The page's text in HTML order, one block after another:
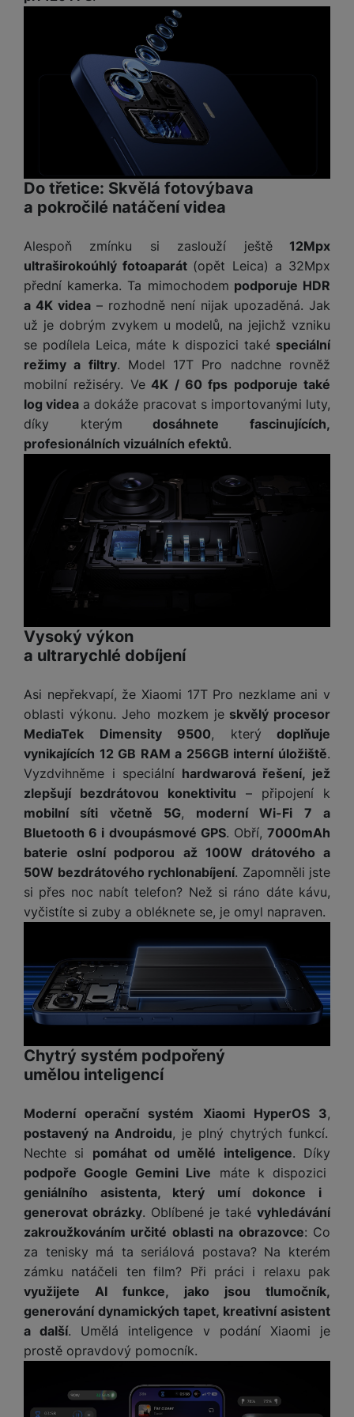
anonymně, takže nejsme schopni identifikovat konkrétní
Marketingové cookies používáme my nebo naši partneři,
abychom vám mohli zobrazit vhodné obsahy nebo reklamy jak
na našich stránkách, tak na stránkách třetích stran.
ví
v
s
č
a
č
e
r
n
í
u
c
h
á
t
k
H
e
r
n
í
č
ít
a
o
é
ž
i
l
e
r
ní
m
y
ši
H
e
r
a
p
o
a
č
é
s
t
o
y
e
r
n
í
k
l
á
e
l
i
z
e
k
o
v
l
a
d
a
č
e
D
r
ž
r
o
t
v
i
R
m
e
y
p
r
o
F
r
a
T
V
A
d
i
-
v
d
e
k
a
b
e
y
e
r
b
k
y
B
e
d
r
á
t
o
w
e
r
a
k
y
o
w
r
b
k
y
p
r
o
d
v
ví
c
e
a
ří
z
ní
o
w
r
b
a
n
y
r
y
hl
o
P
a
m
ě
ť
o
v
k
r
y
M
S
D
H
M
S
D
X
C
s
y
M
ti
m
é
di
a
J
e
d
n
o
r
á
v
é
b
t
e
ri
P
ří
š
e
n
st
ví
r
a
u
o
k
Do třetice: Skvělá fotovýbava
a pokročilé natáčení videa
Alespoň zmínku si zaslouží ještě12Mpx
ultraširokoúhlý fotoaparát (opět Leica) a 32Mpx
přední kamerka. Ta mimochodem podporuje HDR
a 4K videa – rozhodně není nijak upozaděná. Jak
už je dobrým zvykem u modelů, na jejichž vzniku
se podílela Leica, máte k dispozici také speciální
režimy a filtry. Model 17T Pro nadchne rovněž
mobilní režiséry. Ve4K / 60 fps podporuje také
log videa a dokáže pracovat s importovanými luty,
díky kterým dosáhnete fascinujících,
profesionálních vizuálních efektů.
Vysoký výkon
a ultrarychlé dobíjení
Asi nepřekvapí, že Xiaomi 17T Pro nezklame ani v
oblasti výkonu. Jeho mozkem jeskvělý procesor
MediaTek Dimensity 9500, který doplňuje
vynikajících 12 GB RAM a 256GB interní úložiště.
Vyzdvihněme i speciální hardwarová řešení, jež
zlepšují bezdrátovou konektivitu – připojení k
mobilní síti včetně 5G, moderní Wi-Fi 7 a
Bluetooth 6 i dvoupásmové GPS. Obří,7000mAh
baterie oslní podporou až 100W drátového a
50W bezdrátového rychlonabíjení. Zapomněli jste
si přes noc nabít telefon? Než si ráno dáte kávu,
vyčistíte si zuby a obléknete se, je omyl napraven.
Chytrý systém podpořený
umělou inteligencí
Moderní operační systém Xiaomi HyperOS 3,
postavený na Androidu, je plný chytrých funkcí.
Nechte si pomáhat od umělé inteligence. Díky
podpoře Google Gemini Live máte k dispozici
geniálního asistenta, který umí dokonce i
generovat obrázky. Oblíbené je také vyhledávání
zakroužkováním určité oblasti na obrazovce: Co
za tenisky má ta seriálová postava? Na kterém
zámku natáčeli ten film? Při práci i relaxu pak
využijete AI funkce, jako jsou tlumočník,
generování dynamických tapet, kreativní asistent
a další. Umělá inteligence v podání Xiaomi je
prostě opravdový pomocník.